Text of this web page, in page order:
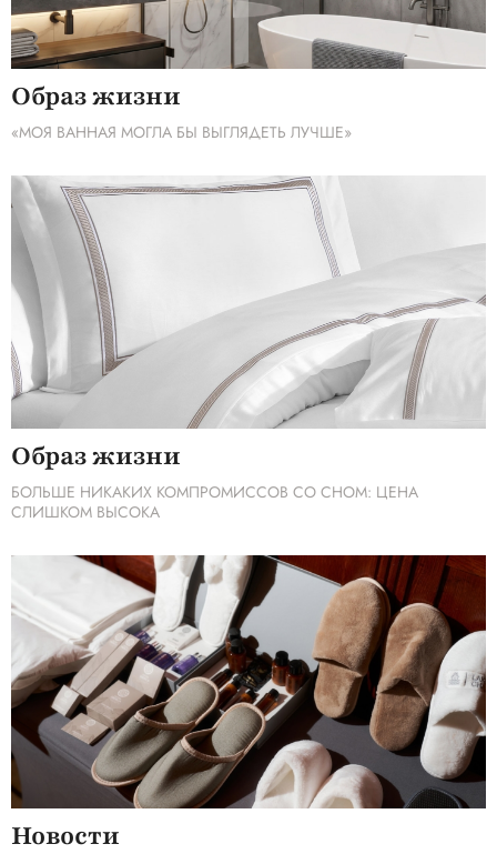
Образ жизни
«МОЯ ВАННАЯ МОГЛА БЫ ВЫГЛЯДЕТЬ ЛУЧШЕ»
Образ жизни
БОЛЬШЕ НИКАКИХ КОМПРОМИССОВ СО СНОМ: ЦЕНА
СЛИШКОМ ВЫСОКА
Новости